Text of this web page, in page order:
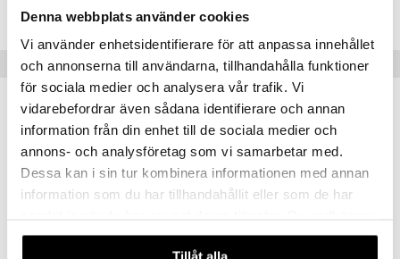
Denna webbplats använder cookies
Vi använder enhetsidentifierare för att anpassa innehållet
och annonserna till användarna, tillhandahålla funktioner
för sociala medier och analysera vår trafik. Vi
vidarebefordrar även sådana identifierare och annan
information från din enhet till de sociala medier och
annons- och analysföretag som vi samarbetar med.
Dessa kan i sin tur kombinera informationen med annan
information som du har tillhandahållit eller som de har
våra cookies vid fortsatt användande av vår webbplats.
Tillåt alla
Lägsta pris senaste 30 dagarna: 499 kr
Populära produkter